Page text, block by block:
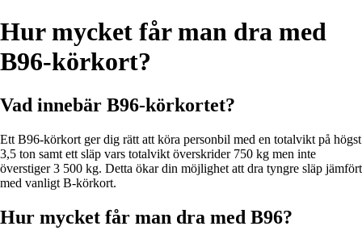
Hur mycket får man dra med
B96-körkort?
Vad innebär B96-körkortet?
Ett B96-körkort ger dig rätt att köra personbil med en totalvikt på högst
3,5 ton samt ett släp vars totalvikt överskrider 750 kg men inte
överstiger 3 500 kg. Detta ökar din möjlighet att dra tyngre släp jämfört
med vanligt B-körkort.
Hur mycket får man dra med B96?